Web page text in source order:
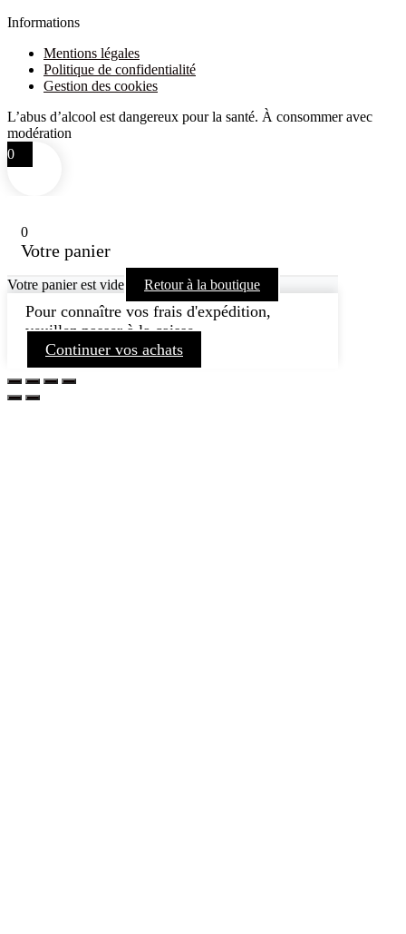
Informations
Mentions légales
Politique de confidentialité
Gestion des cookies
L’abus d’alcool est dangereux pour la santé. À consommer avec
modération
0
0
Votre panier
Votre panier est vide Retour à la boutique
Pour connaître vos frais d'expédition,
veuillez passer à la caisse.
Continuer vos achats